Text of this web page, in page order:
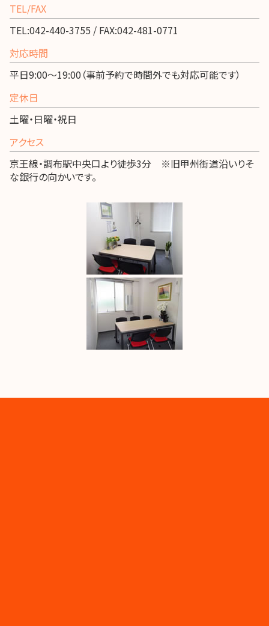
TEL/FAX
TEL:042-440-3755 / FAX:042-481-0771
対応時間
平日9:00～19:00（事前予約で時間外でも対応可能です）
定休日
土曜・日曜・祝日
アクセス
京王線・調布駅中央口より徒歩3分 ※旧甲州街道沿いりそ
な銀行の向かいです。